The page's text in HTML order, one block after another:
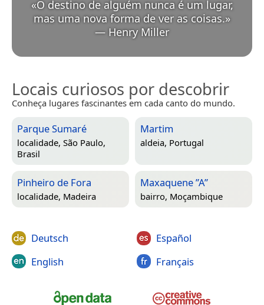
«O destino de alguém nunca é um lugar,
mas uma nova forma de ver as coisas.
— Henry Miller
Locais curiosos por descobrir
Conheça lugares fascinantes em cada canto do mundo.
Parque Sumaré
localidade, São Paulo,
Brasil
Martim
aldeia, Portugal
Pinheiro de Fora
localidade, Madeira
Maxaquene ”A”
bairro, Moçambique
Deutsch
English
Español
Français